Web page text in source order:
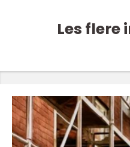
Les flere